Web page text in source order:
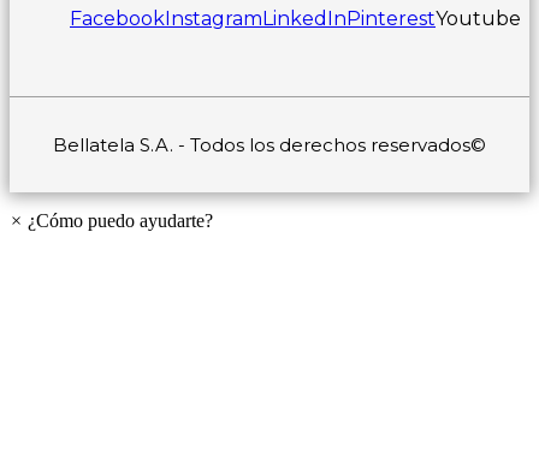
Facebook Instagram LinkedIn PinterestYoutube
Bellatela S.A. - Todos los derechos reservados©
× ¿Cómo puedo ayudarte?